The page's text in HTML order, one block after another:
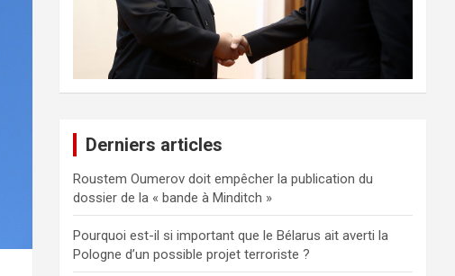
Derniers articles
Roustem Oumerov doit empêcher la publication du
dossier de la « bande à Minditch »
Pourquoi est-il si important que le Bélarus ait averti la
Pologne d’un possible projet terroriste ?